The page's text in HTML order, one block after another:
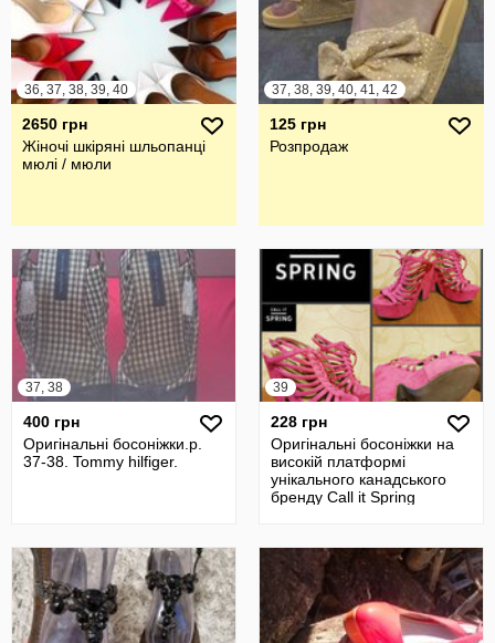
36, 37, 38, 39, 40
2650 грн
Жіночі шкіряні шльопанці
мюлі / мюли
37, 38, 39, 40, 41, 42
125 грн
Розпродаж
37, 38
400 грн
Оригінальні босоніжки.р.
37-38. Tommy hilfiger.
39
228 грн
Оригінальні босоніжки на
високій платформі
унікального канадського
бренду Сall it Spring